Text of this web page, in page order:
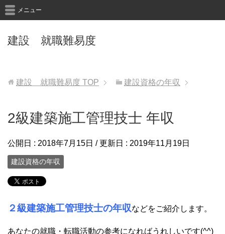
建設 就職難易度
メニュー
建設 就職難易度 TOP 建設資格の年収
2級建築施工管理技士 年収
公開日 : 2018年7月15日 / 更新日 : 2019年11月19日
建設資格の年収
２級建築施工管理技士の年収などをご紹介します。
あなたの就職・転職活動の参考になればうれしいです(^^)